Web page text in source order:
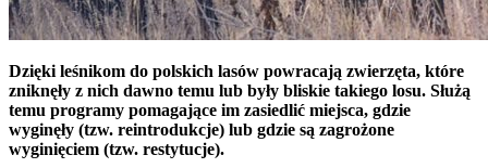
Dzięki leśnikom do polskich lasów powracają zwierzęta, które
zniknęły z nich dawno temu lub były bliskie takiego losu. Służą
temu programy pomagające im zasiedlić miejsca, gdzie
wyginęły (tzw. reintrodukcje) lub gdzie są zagrożone
wyginięciem (tzw. restytucje).